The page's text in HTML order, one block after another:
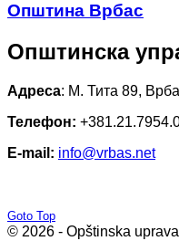
Општина Врбас
Општинска
Адреса: М. Тита 89,
Телефон:
E-mail: info@vrbas.net
Goto Top
© 2026 - Opštinska uprava